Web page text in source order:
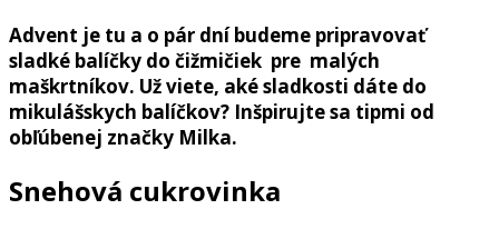
Advent je tu a o pár dní budeme pripravovať
sladké balíčky do čižmičiek pre malých
maškrtníkov. Už viete, aké sladkosti dáte do
mikulášskych balíčkov? Inšpirujte sa tipmi od
obľúbenej značky Milka.
Snehová cukrovinka